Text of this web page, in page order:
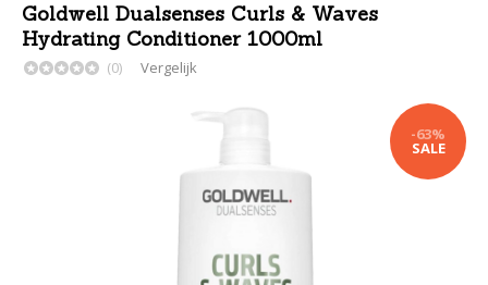
Goldwell Dualsenses Curls & Waves
Hydrating Conditioner 1000ml
(0) Vergelijk
-63%
SALE